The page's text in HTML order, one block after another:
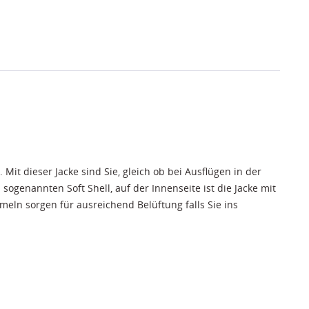
dieser Jacke sind Sie, gleich ob bei Ausflügen in der
Soft Shell, auf der Innenseite ist die Jacke mit
sorgen für ausreichend Belüftung falls Sie ins